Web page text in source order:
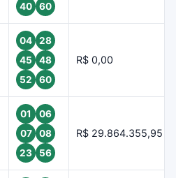
40
60
04
28
45
48
52
60
R$ 0,00
01
06
07
08
23
56
R$ 29.864.355,95